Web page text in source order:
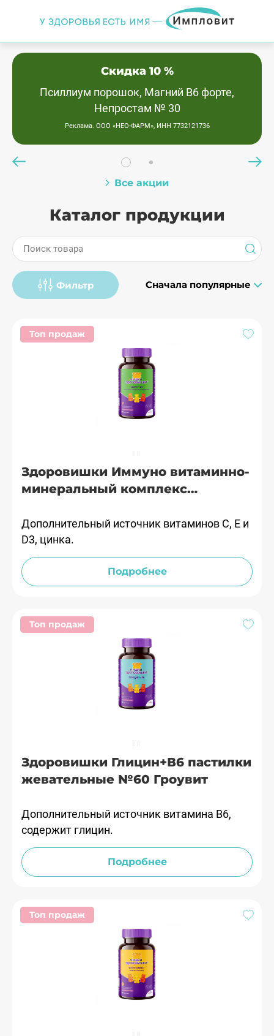
Скидка 10 %
Псиллиум порошок, Магний В6 форте,
Непростам № 30
Реклама. ООО «НЕО-ФАРМ», ИНН 7732121736
Все акции
Каталог продукции
Поиск товара
Фильтр Сначала популярные
Топ продаж
Здоровишки Иммуно витаминно-
минеральный комплекс
Гроувит
Дополнительный источник витаминов С, Е и
D3, цинка.
Подробнее
Топ продаж
Здоровишки Глицин+В6 пастилки
жевательные №60 Гроувит
Дополнительный источник витамина В6,
содержит глицин.
Подробнее
Топ продаж